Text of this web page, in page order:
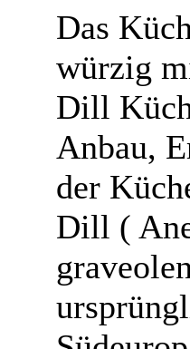
Das
würzig
Dill
Anbau,
der
Dill (